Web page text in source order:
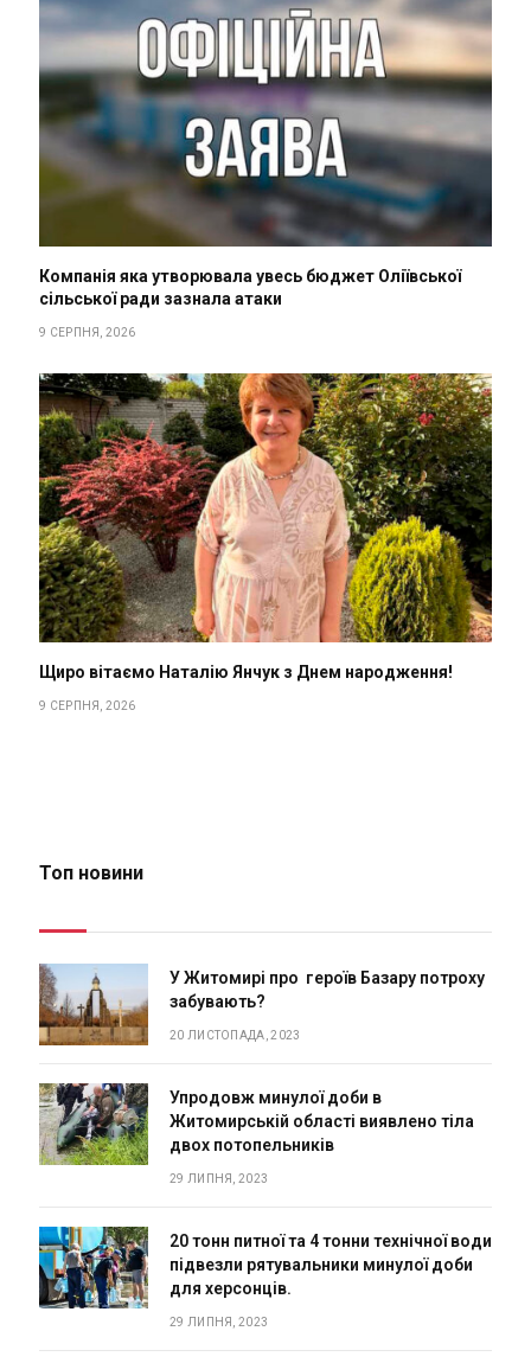
Компанія яка утворювала увесь бюджет Оліївської
сільської ради зазнала атаки
9 СЕРПНЯ, 2026
Щиро вітаємо Наталію Янчук з Днем народження!
9 СЕРПНЯ, 2026
Топ новини
У Житомирі про героїв Базару потроху
забувають?
20 ЛИСТОПАДА, 2023
Упродовж минулої доби в
Житомирській області виявлено тіла
двох потопельників
29 ЛИПНЯ, 2023
20 тонн питної та 4 тонни технічної води
підвезли рятувальники минулої доби
для херсонців.
29 ЛИПНЯ, 2023